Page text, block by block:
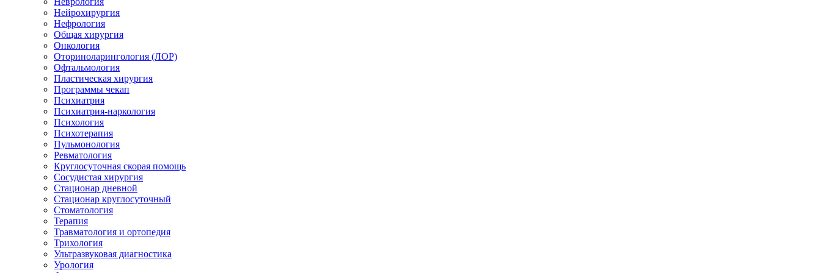
Нейрохирургия
Нефрология
Общая хирургия
Онкология
Оториноларингология (ЛОР)
Офтальмология
Пластическая хирургия
Программы чекап
Психиатрия
Психиатрия-наркология
Психология
Психотерапия
Пульмонология
Ревматология
Круглосуточная скорая помощь
Сосудистая хирургия
Стационар дневной
Стационар круглосуточный
Стоматология
Терапия
Травматология и ортопедия
Трихология
Ультразвуковая диагностика
Урология